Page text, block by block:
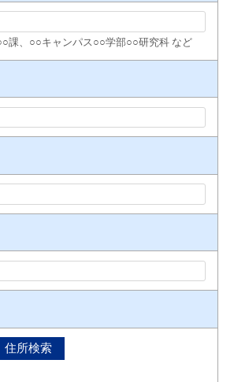
課、○○キャンパス○○学部○○研究科 など